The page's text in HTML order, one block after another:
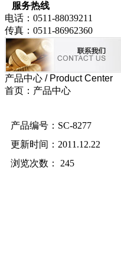
服务热线
电话：0511-88039211
传真：0511-86962360
产品中心 / Product Center
首页：产品中心
产品编号：SC-8277
更新时间：2011.12.22
浏览次数： 245